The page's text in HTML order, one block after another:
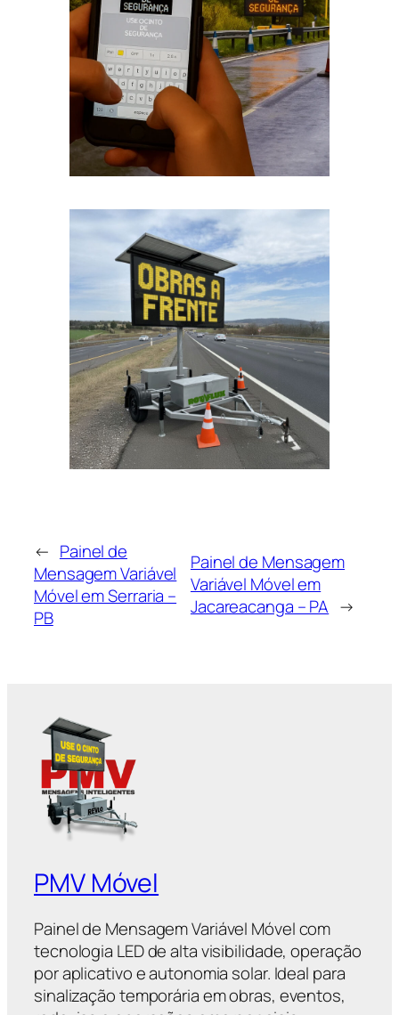
← Painel de
Mensagem Variável
Móvel em Serraria –
PB
Painel de Mensagem
Variável Móvel em
Jacareacanga – PA →
PMV Móvel
Painel de Mensagem Variável Móvel com
tecnologia LED de alta visibilidade, operação
por aplicativo e autonomia solar. Ideal para
sinalização temporária em obras, eventos,